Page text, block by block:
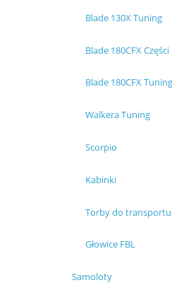
Blade 130X Tuning
Blade 180CFX Części
Blade 180CFX Tuning
Walkera Tuning
Scorpio
Kabinki
Torby do transportu
Głowice FBL
Samoloty